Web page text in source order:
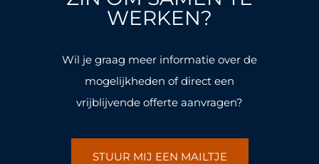
a
m
k
WERKEN?
Wil je graag meer informatie over de
mogelijkheden of direct een
vrijblijvende offerte aanvragen?
STUUR MIJ EEN MAILTJE